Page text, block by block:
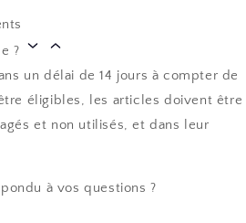
?
un délai de 14 jours à compter de
éligibles, les articles doivent être
et non utilisés, et dans leur
à vos questions ?